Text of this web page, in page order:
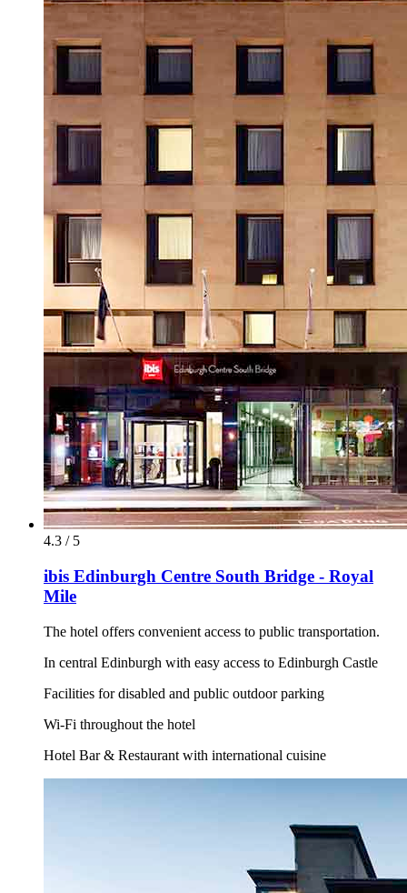
4.3 / 5
ibis Edinburgh Centre South Bridge - Royal
Mile
The hotel offers convenient access to public transportation.
In central Edinburgh with easy access to Edinburgh Castle
Facilities for disabled and public outdoor parking
Wi-Fi throughout the hotel
Hotel Bar & Restaurant with international cuisine